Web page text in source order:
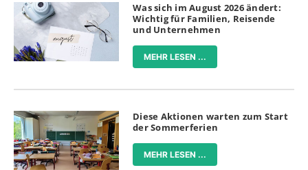
Was sich im August 2026 ändert:
Wichtig für Familien, Reisende
und Unternehmen
MEHR LESEN ...
Diese Aktionen warten zum Start
der Sommerferien
MEHR LESEN ...